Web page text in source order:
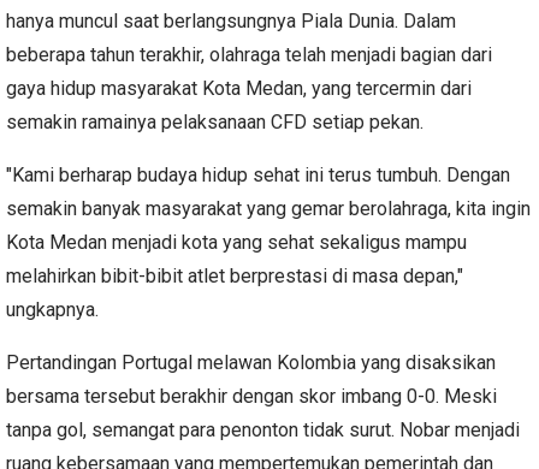
hanya muncul saat berlangsungnya Piala Dunia. Dalam
beberapa tahun terakhir, olahraga telah menjadi bagian dari
gaya hidup masyarakat Kota Medan, yang tercermin dari
semakin ramainya pelaksanaan CFD setiap pekan.
"Kami berharap budaya hidup sehat ini terus tumbuh. Dengan
semakin banyak masyarakat yang gemar berolahraga, kita ingin
Kota Medan menjadi kota yang sehat sekaligus mampu
melahirkan bibit-bibit atlet berprestasi di masa depan,"
ungkapnya.
Pertandingan Portugal melawan Kolombia yang disaksikan
bersama tersebut berakhir dengan skor imbang 0-0. Meski
tanpa gol, semangat para penonton tidak surut. Nobar menjadi
ruang kebersamaan yang mempertemukan pemerintah dan